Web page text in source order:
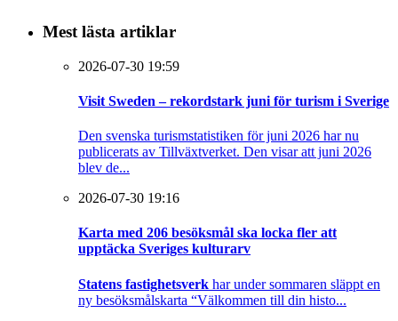
Mest lästa artiklar
2026-07-30 19:59
Visit Sweden – rekordstark juni för turism i Sverige
Den svenska turismstatistiken för juni 2026 har nu
publicerats av Tillväxtverket. Den visar att juni 2026
blev de...
2026-07-30 19:16
Karta med 206 besöksmål ska locka fler att
upptäcka Sveriges kulturarv
Statens fastighetsverk har under sommaren släppt en
ny besöksmålskarta “Välkommen till din histo...